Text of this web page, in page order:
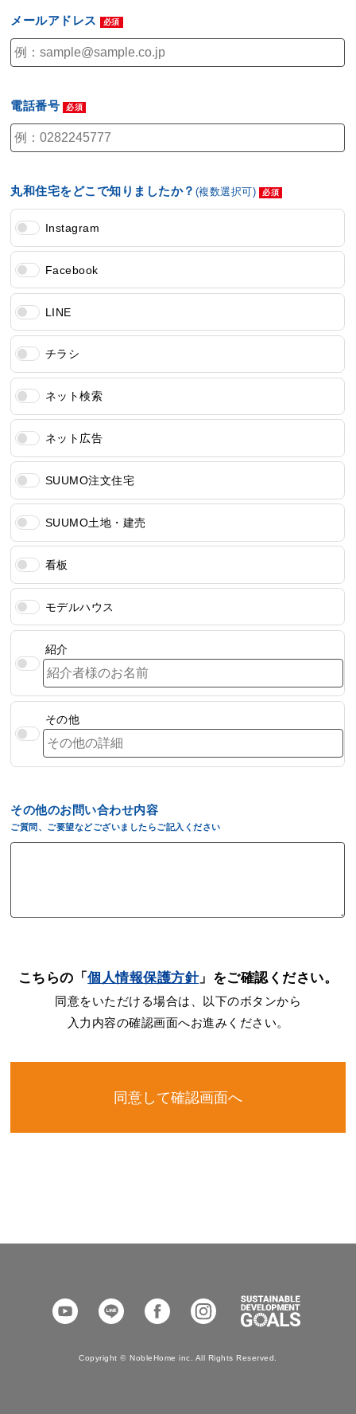
メールアドレス
電話番号
丸和住宅をどこで知りましたか？ (複数選択可)
Instagram
Facebook
LINE
チラシ
ネット検索
ネット広告
SUUMO注文住宅
SUUMO土地・建売
看板
モデルハウス
紹介
その他
その他のお問い合わせ内容
ご質問、ご要望などございましたらご記入ください
こちらの「個人情報保護方針」をご確認ください。
同意をいただける場合は、以下のボタンから
入力内容の確認画面へお進みください。
Copyright© NobleHome inc. All Rights Reserved.